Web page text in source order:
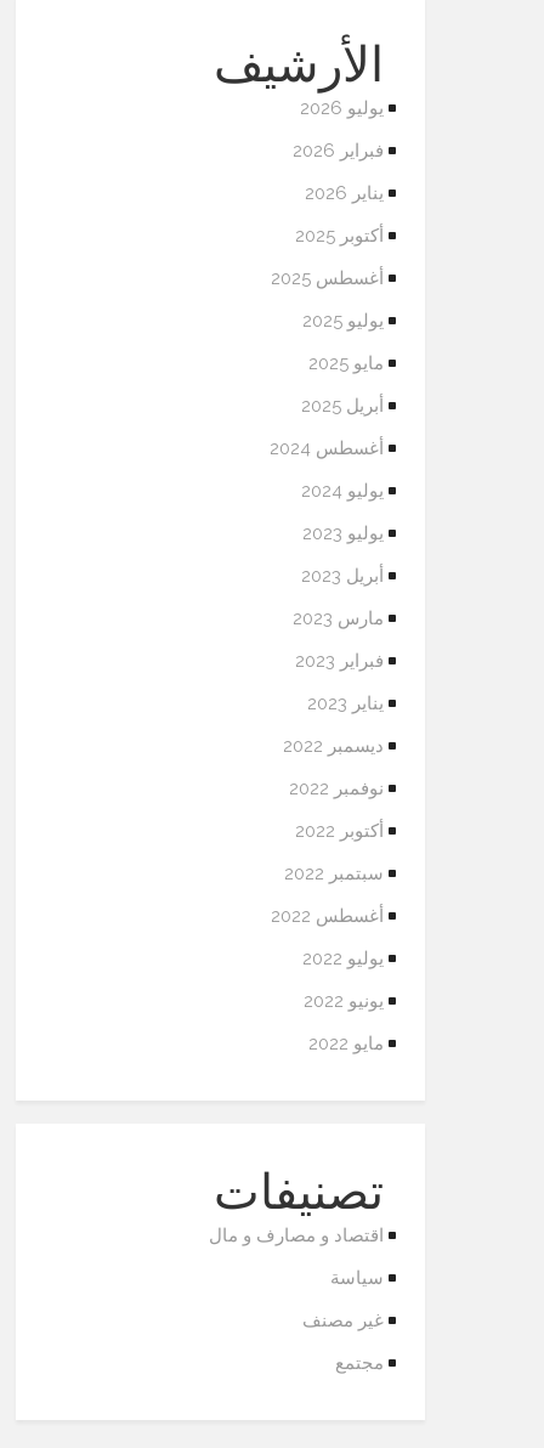
الأرشيف
يوليو 2026
فبراير 2026
يناير 2026
أكتوبر 2025
أغسطس 2025
يوليو 2025
مايو 2025
أبريل 2025
أغسطس 2024
يوليو 2024
يوليو 2023
أبريل 2023
مارس 2023
فبراير 2023
يناير 2023
ديسمبر 2022
نوفمبر 2022
أكتوبر 2022
سبتمبر 2022
أغسطس 2022
يوليو 2022
يونيو 2022
مايو 2022
تصنيفات
اقتصاد و مصارف و مال
سياسة
غير مصنف
مجتمع